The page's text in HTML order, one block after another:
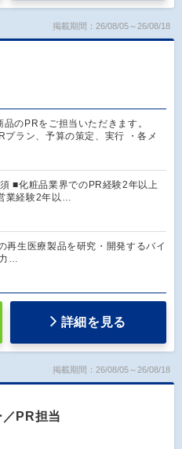
掲載期間：26/08/05～26/08/18
のPRをご担当いただきます。
プラン、予算の策定、実行 ・各メ
■化粧品業界でのPR経験2年以上
業経験2年以…
再生医療製品を研究・開発するバイ
…
詳細を見る
掲載期間：26/08/05～26/08/18
PR担当